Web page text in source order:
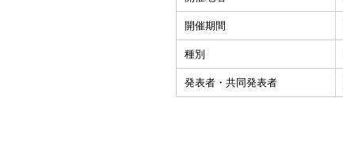
開催期間
種別
発表者・共同発表者